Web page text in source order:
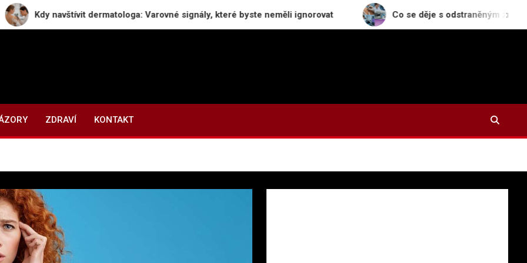
navštívit dermatologa: Varovné signály, které byste neměli ignorovat Co se děje s odstraněným znaménkem v
ZDRAVÍ KONTAKT